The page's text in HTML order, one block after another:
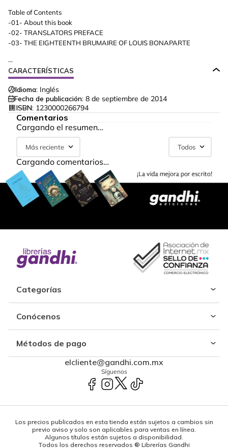
Table of Contents
-01- About this book
-02- TRANSLATORS PREFACE
-03- THE EIGHTEENTH BRUMAIRE OF LOUIS BONAPARTE
...
CARACTERÍSTICAS
Idioma: Inglés
Fecha de publicación: 8 de septiembre de 2014
ISBN: 1230000266794
Comentarios
Cargando el resumen…
Más reciente Todos
Cargando comentarios…
Categorías
Conócenos
Métodos de pago
elcliente@gandhi.com.mx
Síguenos
Los precios publicados en esta tienda están sujetos a cambios sin
previo aviso y solo son aplicables para ventas en línea.
Algunos títulos están sujetos a disponibilidad.
Todos los derechos reservados ® Librerías Gandhi